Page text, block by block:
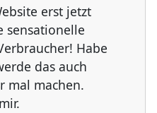
erst jetzt
sensationelle
Habe
das auch
mal machen.